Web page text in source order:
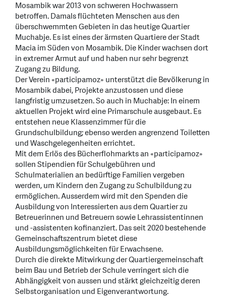
Mosambik war 2013 von schweren Hochwassern
betroffen. Damals flüchteten Menschen aus den
überschwemmten Gebieten in das heutige Quartier
Muchabje. Es ist eines der ärmsten Quartiere der Stadt
Macia im Süden von Mosambik. Die Kinder wachsen dort
in extremer Armut auf und haben nur sehr begrenzt
Zugang zu Bildung.
Der Verein «participamoz» unterstützt die Bevölkerung in
Mosambik dabei, Projekte anzustossen und diese
langfristig umzusetzen. So auch in Muchabje: In einem
aktuellen Projekt wird eine Primarschule ausgebaut. Es
entstehen neue Klassenzimmer für die
Grundschulbildung; ebenso werden angrenzend Toiletten
und Waschgelegenheiten errichtet.
Mit dem Erlös des Bücherflohmarkts an «participamoz»
sollen Stipendien für Schulgebühren und
Schulmaterialien an bedürftige Familien vergeben
werden, um Kindern den Zugang zu Schulbildung zu
ermöglichen. Ausserdem wird mit den Spenden die
Ausbildung von Interessierten aus dem Quartier zu
Betreuerinnen und Betreuern sowie Lehrassistentinnen
und -assistenten kofinanziert. Das seit 2020 bestehende
Gemeinschaftszentrum bietet diese
Ausbildungsmöglichkeiten für Erwachsene.
Durch die direkte Mitwirkung der Quartiergemeinschaft
beim Bau und Betrieb der Schule verringert sich die
Abhängigkeit von aussen und stärkt gleichzeitig deren
Selbstorganisation und Eigenverantwortung.